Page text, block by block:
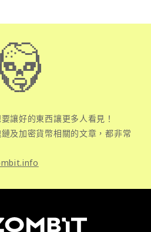
讓好的東西讓更多人看見！
及加密貨幣相關的文章，都非常